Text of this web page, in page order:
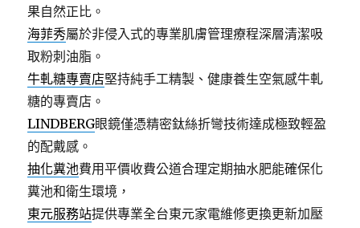
果自然正比。
海菲秀屬於非侵入式的專業肌膚管理療程深層清潔吸
取粉刺油脂。
牛軋糖專賣店堅持純手工精製、健康養生空氣感牛軋
糖的專賣店。
LINDBERG眼鏡僅憑精密鈦絲折彎技術達成極致輕盈
的配戴感。
抽化糞池費用平價收費公道合理定期抽水肥能確保化
糞池和衛生環境，
東元服務站提供專業全台東元家電維修更換更新加壓